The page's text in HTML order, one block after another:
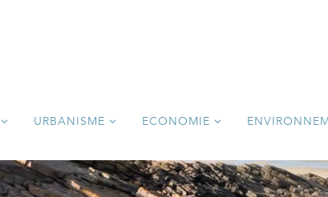
URBANISME ECONOMIE